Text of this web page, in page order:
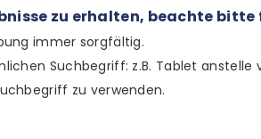
zu erhalten, beachte bitte
immer sorgfältig.
Suchbegriff: z.B. Tablet anstelle
zu verwenden.